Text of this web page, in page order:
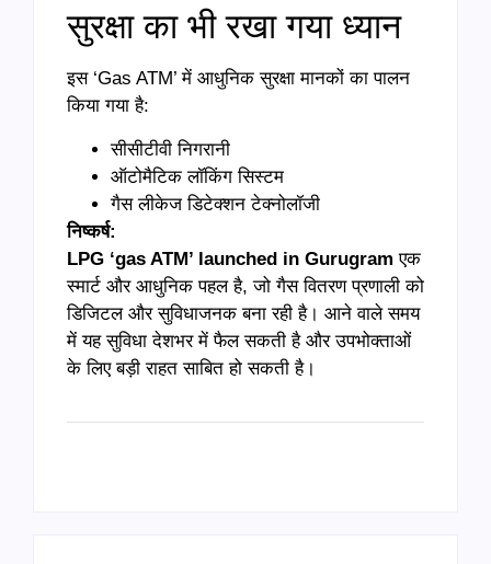
सुरक्षा का भी रखा गया ध्यान
इस ‘Gas ATM’ में आधुनिक सुरक्षा मानकों का पालन
किया गया है:
सीसीटीवी निगरानी
ऑटोमैटिक लॉकिंग सिस्टम
गैस लीकेज डिटेक्शन टेक्नोलॉजी
निष्कर्ष:
LPG ‘gas ATM’ launched in Gurugram एक
स्मार्ट और आधुनिक पहल है, जो गैस वितरण प्रणाली को
डिजिटल और सुविधाजनक बना रही है। आने वाले समय
में यह सुविधा देशभर में फैल सकती है और उपभोक्ताओं
के लिए बड़ी राहत साबित हो सकती है।